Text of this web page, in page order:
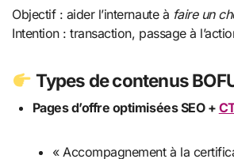
Objectif : aider l’internaute à faire un
Intention : transaction, passage à
Types de contenus
Pages d’offre optimisées SEO +
« Accompagnement à la